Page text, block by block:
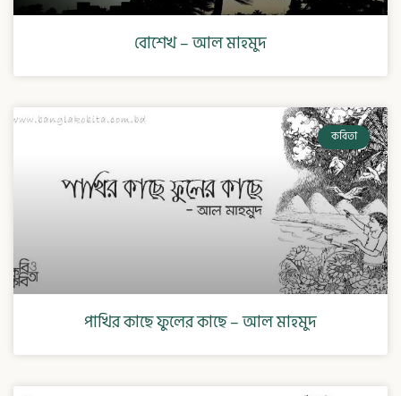
বোশেখ – আল মাহমুদ
কবিতা
পাখির কাছে ফুলের কাছে – আল মাহমুদ